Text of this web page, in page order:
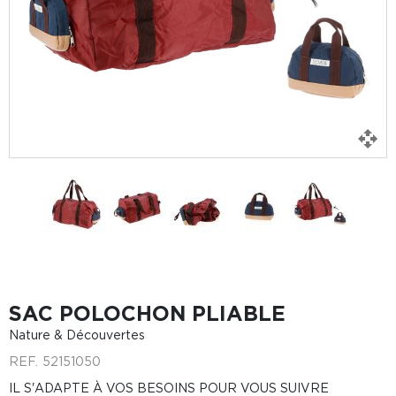
SAC POLOCHON PLIABLE
Nature & Découvertes
REF. 52151050
IL S'ADAPTE À VOS BESOINS POUR VOUS SUIVRE